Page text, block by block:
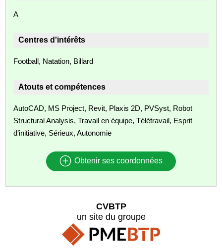
A
Centres d'intérêts
Football, Natation, Billard
Atouts et compétences
AutoCAD, MS Project, Revit, Plaxis 2D, PVSyst, Robot
Structural Analysis, Travail en équipe, Télétravail, Esprit
d’initiative, Sérieux, Autonomie
Obtenir ses coordonnées
CVBTP
un site du groupe